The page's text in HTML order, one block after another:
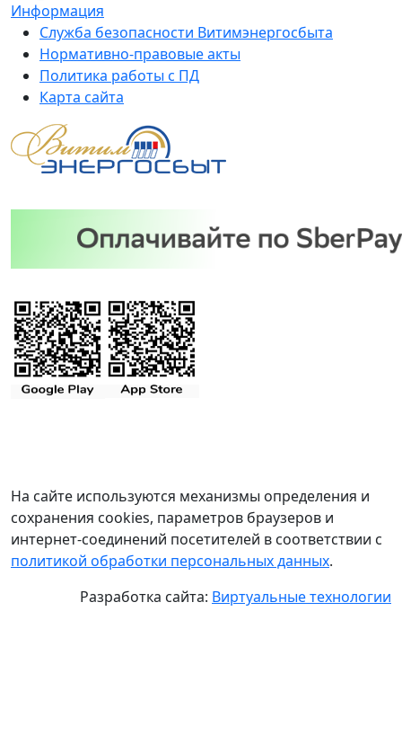
Информация
Служба безопасности Витимэнергосбыта
Нормативно-правовые акты
Политика работы с ПД
Карта сайта
На сайте используются механизмы определения и
сохранения cookies, параметров браузеров и
интернет-соединений посетителей в соответствии с
политикой обработки персональных данных.
Разработка сайта: Виртуальные технологии